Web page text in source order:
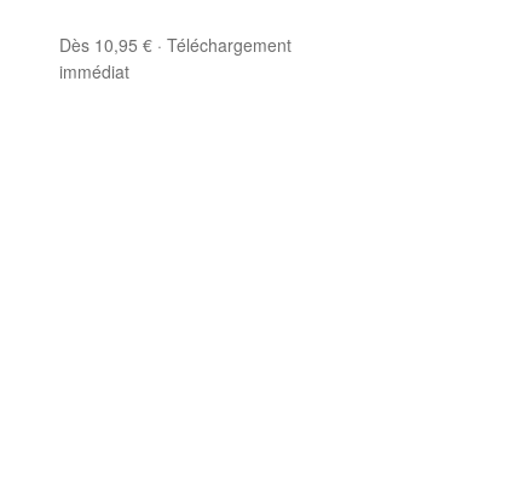
Dès 10,95 € · Téléchargement
immédiat